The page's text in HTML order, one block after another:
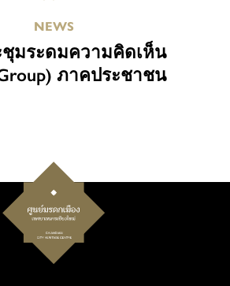
NEWS
ชุมระดมความคิดเห็น
ภาคประชาชน